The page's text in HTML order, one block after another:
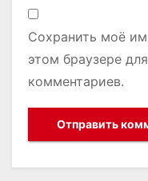
Сохранить моё
этом браузере
комментариев.